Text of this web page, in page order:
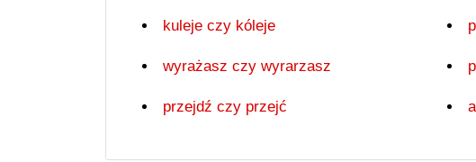
kuleje czy kóleje
wyrażasz czy wyrarzasz
przejdź czy przejć